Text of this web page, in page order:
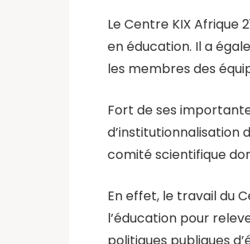
Le Centre KIX Afrique
en éducation. Il a
les membres des
Fort de ses
d’institutionnalisation
comité scientifique
En effet, le travail du
l’éducation pour
politiques publiques